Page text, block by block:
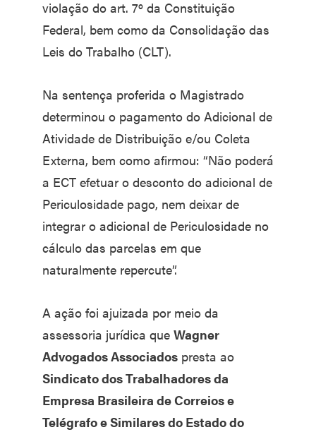
violação do art. 7º da Constituição
Federal, bem como da Consolidação das
Leis do Trabalho (CLT).
Na sentença proferida o Magistrado
determinou o pagamento do Adicional de
Atividade de Distribuição e/ou Coleta
Externa, bem como afirmou: “Não poderá
a ECT efetuar o desconto do adicional de
Periculosidade pago, nem deixar de
integrar o adicional de Periculosidade no
cálculo das parcelas em que
naturalmente repercute”.
A ação foi ajuizada por meio da
assessoria jurídica que Wagner
Advogados Associados presta ao
Sindicato dos Trabalhadores da
Empresa Brasileira de Correios e
Telégrafo e Similares do Estado do